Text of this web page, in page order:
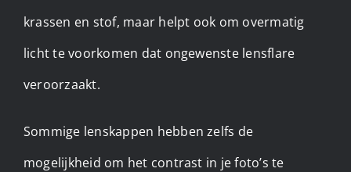
krassen en stof, maar helpt ook om overmatig
licht te voorkomen dat ongewenste lensflare
veroorzaakt.
Sommige lenskappen hebben zelfs de
mogelijkheid om het contrast in je foto’s te